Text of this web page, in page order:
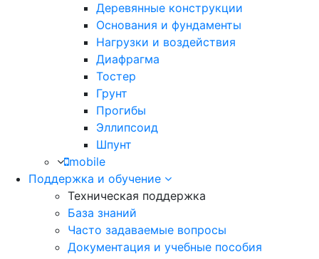
Деревянные конструкции
Основания и фундаменты
Нагрузки и воздействия
Диафрагма
Тостер
Грунт
Прогибы
Эллипсоид
Шпунт
mobile
Поддержка и обучение
Техническая поддержка
База знаний
Часто задаваемые вопросы
Документация и учебные пособия